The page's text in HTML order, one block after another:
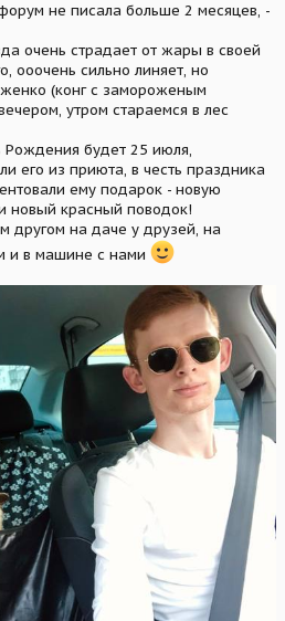
не писала больше 2 месяцев, -
очень страдает от жары в своей
ооочень сильно линяет, но
(конг с замороженым
утром стараемся в лес
Рождения будет 25 июля,
его из приюта, в честь праздника
ему подарок - новую
новый красный поводок!
другом на даче у друзей, на
и в машине с нами